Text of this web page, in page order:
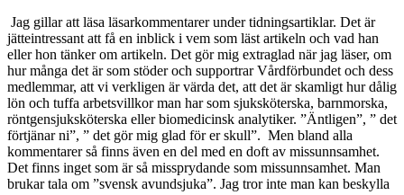
Jag gillar att läsa läsarkommentarer under tidningsartiklar. Det är
jätteintressant att få en inblick i vem som läst artikeln och vad han
eller hon tänker om artikeln. Det gör mig extraglad när jag läser, om
hur många det är som stöder och supportrar Vårdförbundet och dess
medlemmar, att vi verkligen är värda det, att det är skamligt hur dålig
lön och tuffa arbetsvillkor man har som sjuksköterska, barnmorska,
röntgensjuksköterska eller biomedicinsk analytiker. ”Äntligen”, ” det
förtjänar ni”, ” det gör mig glad för er skull”. Men bland alla
kommentarer så finns även en del med en doft av missunnsamhet.
Det finns inget som är så missprydande som missunnsamhet. Man
brukar tala om ”svensk avundsjuka”. Jag tror inte man kan beskylla